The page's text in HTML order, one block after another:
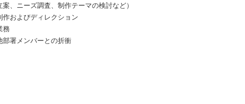
、ニーズ調査、制作テーマの検討など）
作およびディレクション
務
部署メンバーとの折衝